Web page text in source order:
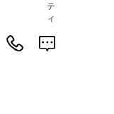
テ
ィ